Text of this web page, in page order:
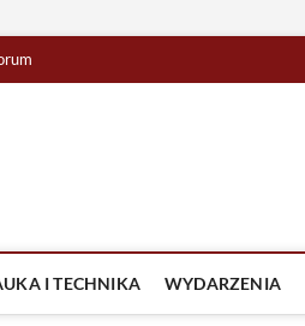
I TECHNIKA WYDARZENIA